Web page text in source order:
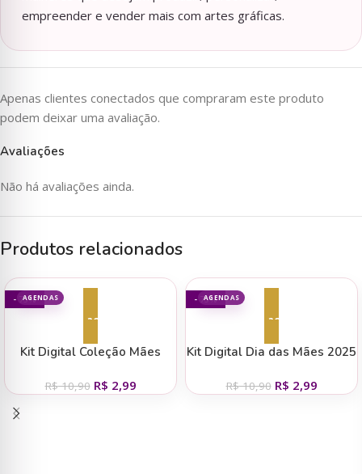
empreender e vender mais com artes gráficas.
Avaliações
Não há avaliações ainda.
Apenas clientes conectados que compraram este produto
podem deixar uma avaliação.
Produtos relacionados
AGENDAS
- 73%
Adicionar ao carrinho
Kit Digital Coleção Mães
Personalizados
R$10,90 R$ 2,99
AGENDAS
- 73%
Adicionar ao carrinho
Kit Digital Dia das Mães 2025
R$10,90 R$ 2,99